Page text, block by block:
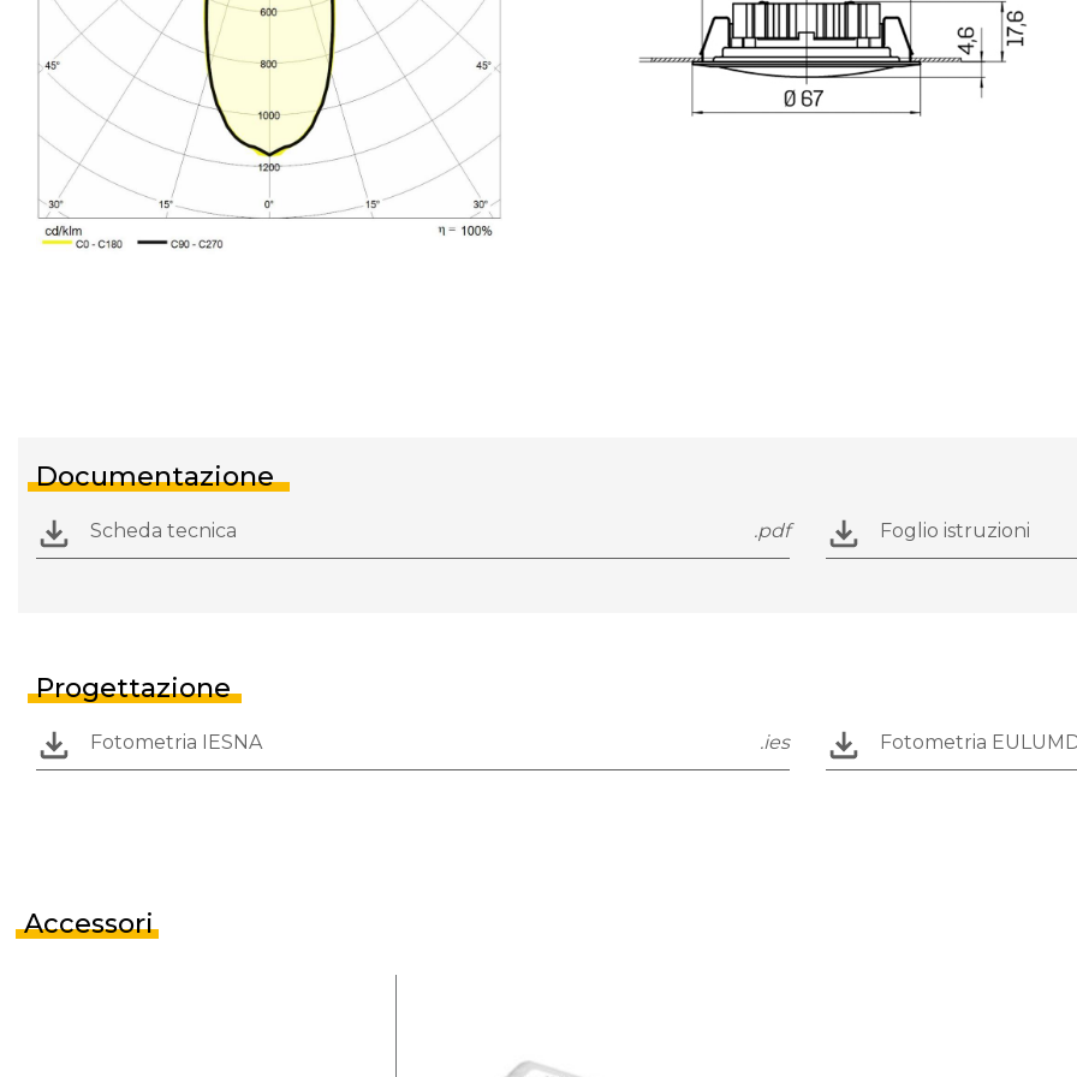
Documentazione
Scheda tecnica .pdf Foglio istruzioni
Progettazione
Fotometria IESNA .ies Fotometria
Accessori